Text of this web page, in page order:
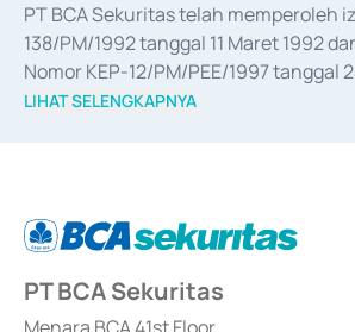
PT BCA Sekuritas telah memperoleh
138/PM/1992 tanggal 11 Maret 1992
Nomor KEP-12/PM/PEE/1997 tanggal
merger, akuisisi, divestasi, dan
LIHAT SELENGKAPNYA
PT BCA Sekuritas